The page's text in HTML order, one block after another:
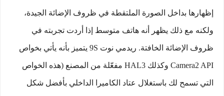
إظهارها بداخل الصورة الملتقطة في ظروف الإضائة الجيدة،
ولكنه مع ذلك يظهر أنه هاتف متوسط إذا أردت تجربته في
ظروف الإضائة الخافتة. ريدمي نوت 9S يتميز بأنه يأتي بخواص
Camera2 API وكذلك HAL3 مفعّلة من المصنع (هذه الخواص
التي تسمح لك باستغلال عتاد الكاميرا الداخلي بأفضل شكل